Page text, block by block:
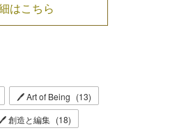
はこちら
🖊 Art of Being (13)
🖊 創造と編集 (18)